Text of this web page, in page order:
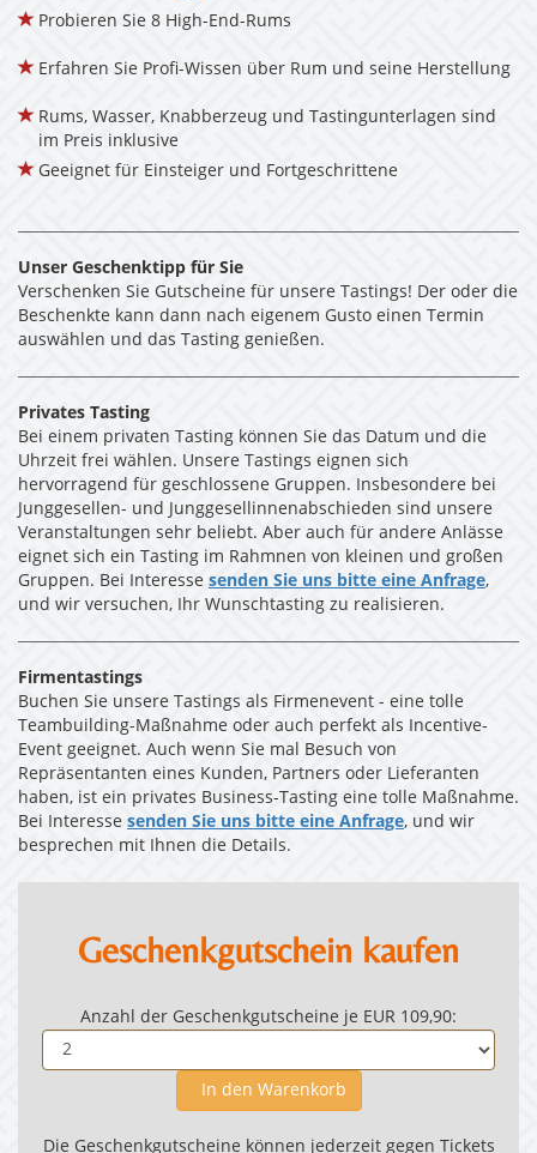
Probieren Sie 8 High-End-Rums
Erfahren Sie Profi-Wissen über Rum und seine Herstellung
Rums, Wasser, Knabberzeug und Tastingunterlagen sind
im Preis inklusive
Geeignet für Einsteiger und Fortgeschrittene
Unser Geschenktipp für Sie
Verschenken Sie Gutscheine für unsere Tastings! Der oder die
Beschenkte kann dann nach eigenem Gusto einen Termin
auswählen und das Tasting genießen.
Privates Tasting
Bei einem privaten Tasting können Sie das Datum und die
Uhrzeit frei wählen. Unsere Tastings eignen sich
hervorragend für geschlossene Gruppen. Insbesondere bei
Junggesellen- und Junggesellinnenabschieden sind unsere
Veranstaltungen sehr beliebt. Aber auch für andere Anlässe
eignet sich ein Tasting im Rahmnen von kleinen und großen
Gruppen. Bei Interesse senden Sie uns bitte eine Anfrage,
und wir versuchen, Ihr Wunschtasting zu realisieren.
Firmentastings
Buchen Sie unsere Tastings als Firmenevent - eine tolle
Teambuilding-Maßnahme oder auch perfekt als Incentive-
Event geeignet. Auch wenn Sie mal Besuch von
Repräsentanten eines Kunden, Partners oder Lieferanten
haben, ist ein privates Business-Tasting eine tolle Maßnahme.
Bei Interesse senden Sie uns bitte eine Anfrage, und wir
besprechen mit Ihnen die Details.
Geschenkgutschein kaufen
Anzahl der Geschenkgutscheine je EUR 109,90:
In den Warenkorb
Die Geschenkgutscheine können jederzeit gegen Tickets